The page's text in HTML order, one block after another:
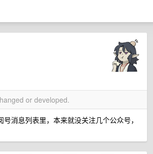
or developed.
消息列表里，本来就没关注几个公众号，